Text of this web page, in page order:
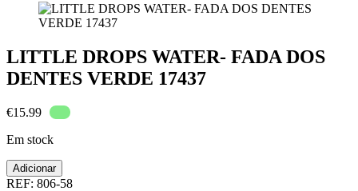
LITTLE DROPS WATER- FADA DOS
DENTES VERDE 17437
€15.99
Em stock
Quantidade
de
Adicionar
REF: 806-58